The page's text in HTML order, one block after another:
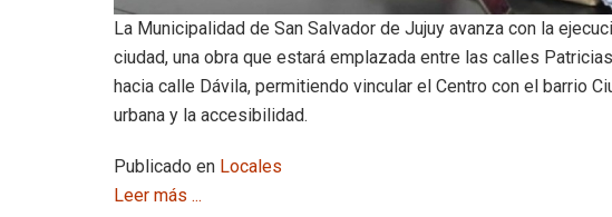
La Municipalidad de San Salvador de Jujuy avanza con la
ciudad, una obra que estará emplazada entre las calles
hacia calle Dávila, permitiendo vincular el Centro con el barrio
urbana y la accesibilidad.
Publicado en Locales
Leer más ...